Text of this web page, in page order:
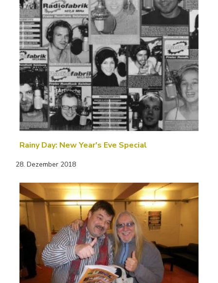
Rainy Day: New Year's Eve Special
28. Dezember 2018